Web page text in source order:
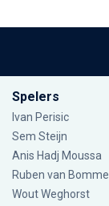
Spelers
Ivan Perisic
Sem Steijn
Anis Hadj Moussa
Ruben van Bommel
Wout Weghorst